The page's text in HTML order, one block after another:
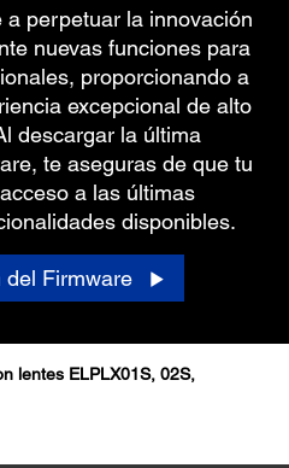
perpetuar la innovación
nuevas funciones para
proporcionando a
excepcional de alto
descargar la última
te aseguras de que tu
a las últimas
disponibles.
del Firmware
lentes ELPLX01S, 02S,